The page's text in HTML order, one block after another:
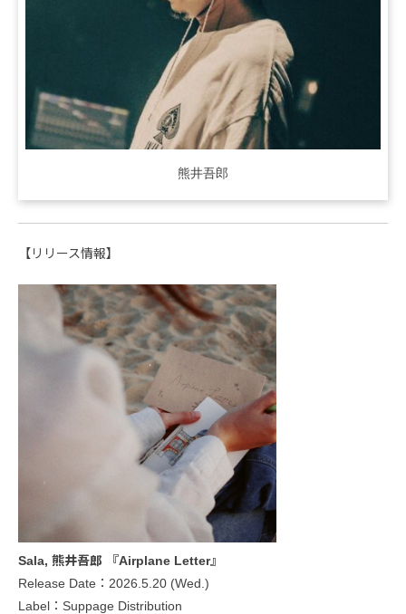
熊井吾郎
【リリース情報】
Sala, 熊井吾郎 『Airplane Letter』
Release Date：2026.5.20 (Wed.)
Label：Suppage Distribution